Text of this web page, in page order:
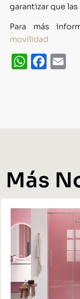
garantizar que
Para más
movilidad
Más